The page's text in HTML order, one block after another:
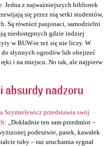
Jedna z najważniejszych bibliotek
się przez nią setki studentów,
Są również pasjonaci, samodzielni
niedostępnych gdzie indziej
w BUW-ie też się nie liczy. W
słynnych ogrodów lub obejrzeć
i na miejscu. No tak, ale najpierw
absurdy nadzoru
Szymielewicz przedstawia swój
: „Dokładnie ten sam przedmiot –
podeszwie, pasek, kawałek
tuby – raz uruchamia sygnał